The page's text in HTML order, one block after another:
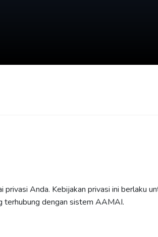
Anda. Kebijakan privasi ini berlaku
terhubung dengan sistem AAMAI.